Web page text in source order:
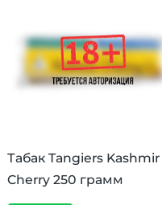
Табак Tangiers Kashmir
Cherry 250 грамм